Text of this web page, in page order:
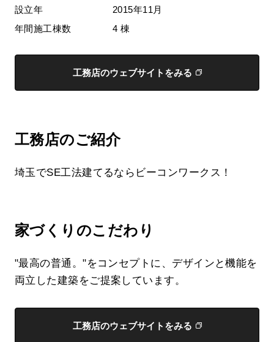
設立年
2015年11月
年間施工棟数
4 棟
工務店のウェブサイトをみる
工務店のご紹介
埼玉でSE工法建てるならビーコンワークス！
家づくりのこだわり
"最高の普通。"をコンセプトに、デザインと機能を
両立した建築をご提案しています。
工務店のウェブサイトをみる